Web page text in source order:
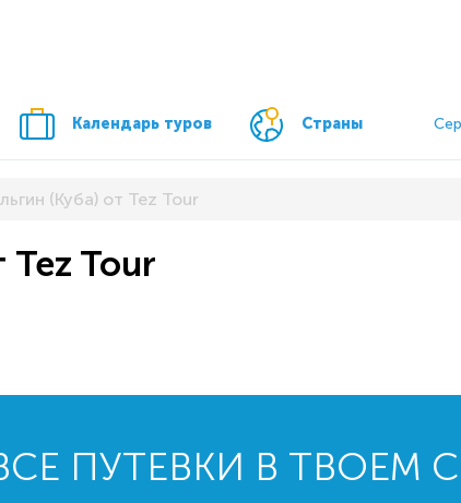
Календарь туров Страны
(Куба) от Tez Tour
Tez Tour
ПУТЕВКИ В ТВОЕМ